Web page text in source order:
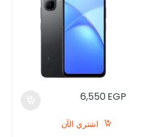
6,550EGP
اشتري الآن